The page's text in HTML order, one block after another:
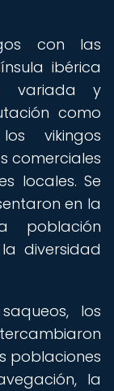
con las
ibérica
variada y
como
vikingos
comerciales
locales. Se
en la
población
diversidad
los
poblaciones
la